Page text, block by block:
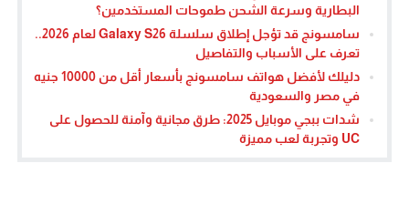
البطارية وسرعة الشحن طموحات المستخدمين؟
سامسونج قد تؤجل إطلاق سلسلة Galaxy S26 لعام 2026..
تعرف على الأسباب والتفاصيل
دليلك لأفضل هواتف سامسونج بأسعار أقل من 10000 جنيه
في مصر والسعودية
شدات ببجي موبايل 2025: طرق مجانية وآمنة للحصول على
UC وتجربة لعب مميزة